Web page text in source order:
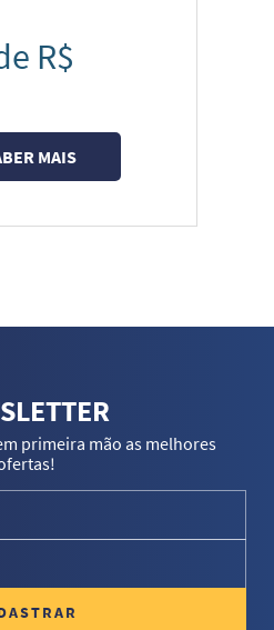
R$
MAIS
primeira mão as melhores